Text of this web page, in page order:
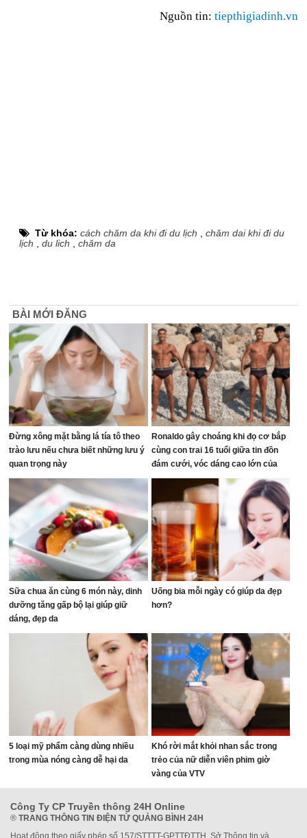
Nguồn tin: tiepthigiadinh.vn
Từ khóa:cách chăm da khi đi du lịch ,chăm dai khi đi du
lịch ,du lich ,chăm da
BÀI MỚI ĐĂNG
Đừng xông mặt bằng lá tía tô theo
trào lưu nếu chưa biết những lưu ý
quan trọng này
Ronaldo gây choáng khi đọ cơ bắp
cùng con trai 16 tuổi giữa tin đồn
đám cưới, vóc dáng cao lớn của
người thừa kế đế chế tỷ đô chiếm
trọn spotlight
Sữa chua ăn cùng 6 món này, dinh
dưỡng tăng gấp bộ lại giúp giữ
dáng, đẹp da
Uống bia mỗi ngày có giúp da đẹp
hơn?
5 loại mỹ phẩm càng dùng nhiều
trong mùa nóng càng dễ hại da
Khó rời mắt khỏi nhan sắc trong
trẻo của nữ diễn viên phim giờ
vàng của VTV
Công Ty CP Truyền thông 24H Online
® TRANG THÔNG TIN ĐIỆN TỬ QUẢNG BÌNH 24H
Hoạt động theo giấy phép số 157/STTTT-GPTTĐTTH, Sở Thông tin và